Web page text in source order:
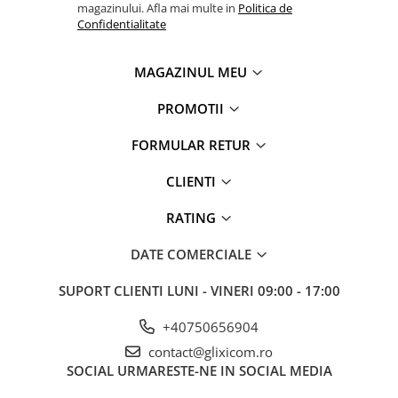
dupa propria imaginatie.
magazinului. Afla mai multe in Politica de
Confidentialitate
MAGAZINUL MEU
PROMOTII
FORMULAR RETUR
CLIENTI
RATING
DATE COMERCIALE
SUPORT CLIENTI LUNI - VINERI 09:00 - 17:00
+40750656904
contact@glixicom.ro
SOCIAL URMARESTE-NE IN SOCIAL MEDIA